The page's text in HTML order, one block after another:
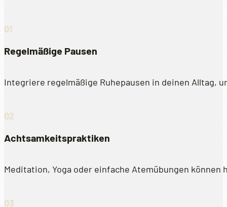
Regelmäßige Pausen
Integriere regelmäßige Ruhepausen in deinen Alltag,
Achtsamkeitspraktiken
Meditation, Yoga oder einfache Atemübungen